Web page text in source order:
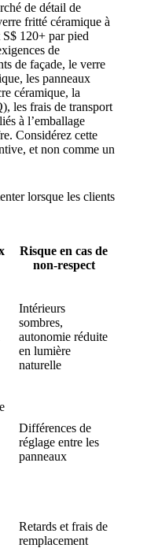
de détail de
fritté céramique à
120+ par pied
de
de façade, le verre
les panneaux
céramique, la
les frais de transport
à l’emballage
Considérez cette
et non comme un
lorsque les clients
Risque en cas de
non-respect
Intérieurs
sombres,
autonomie réduite
en lumière
naturelle
Différences de
réglage entre les
panneaux
Retards et frais de
remplacement